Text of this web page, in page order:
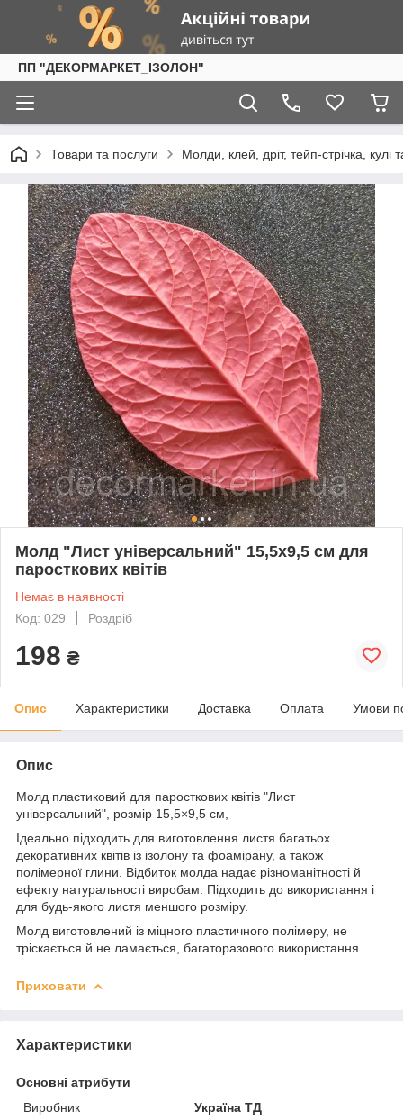
ПП "ДЕКОРМАРКЕТ_ІЗОЛОН"
Товари та послуги Молди, клей, дріт, тейп-стрічка, кулі
Молд "Лист універсальний" 15,5х9,5 см для
паросткових квітів
Немає в наявності
Код: 029
Роздріб
198 ₴
Опис Характеристики Доставка Оплата Умови
Опис
Молд пластиковий для паросткових квітів "Лист
універсальний", розмір 15,5×9,5 см,
Ідеально підходить для виготовлення листя багатьох
декоративних квітів із ізолону та фоамірану, а також
полімерної глини. Відбиток молда надає різноманітності й
ефекту натуральності виробам. Підходить до використання і
для будь-якого листя меншого розміру.
Молд виготовлений із міцного пластичного полімеру, не
тріскається й не ламається, багаторазового використання.
Приховати
Характеристики
Основні атрибути
Виробник
Україна ТД